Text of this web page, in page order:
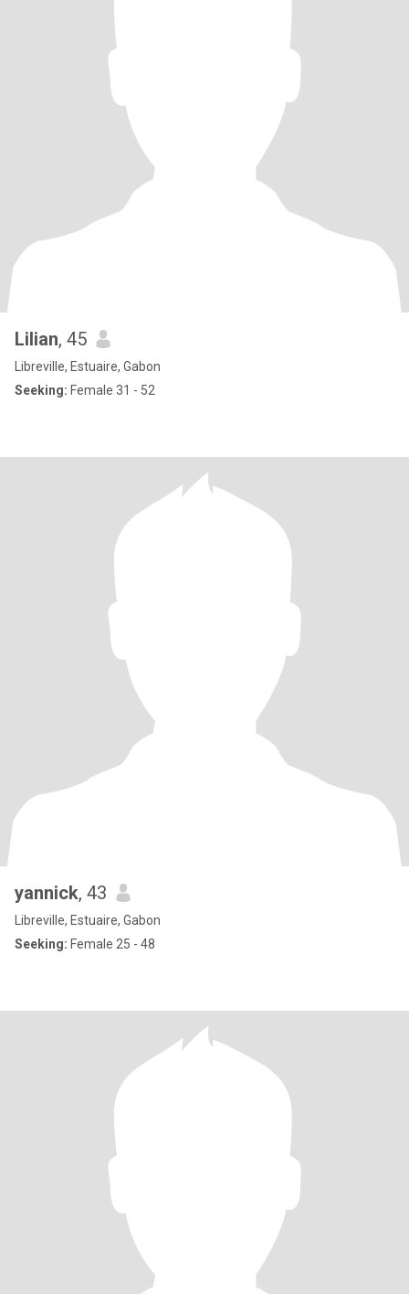
Lilian, 45
Libreville, Estuaire, Gabon
Seeking: Female 31 - 52
yannick, 43
Libreville, Estuaire, Gabon
Seeking: Female 25 - 48